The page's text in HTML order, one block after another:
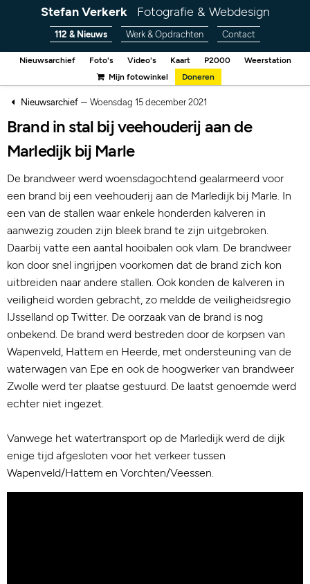
Stefan Verkerk Fotografie & Webdesign
112 & Nieuws Werk & Opdrachten Contact
Nieuwsarchief Foto's Video's Kaart P2000
Weerstation
Mijn fotowinkel
Doneren
Nieuwsarchief– Woensdag 15 december 2021
Brand in stal bij veehouderij aan de
Marledijk bij Marle
De brandweer werd woensdagochtend gealarmeerd voor
een brand bij een veehouderij aan de Marledijk bij Marle. In
een van de stallen waar enkele honderden kalveren in
aanwezig zouden zijn bleek brand te zijn uitgebroken.
Daarbij vatte een aantal hooibalen ook vlam. De brandweer
kon door snel ingrijpen voorkomen dat de brand zich kon
uitbreiden naar andere stallen. Ook konden de kalveren in
veiligheid worden gebracht, zo meldde de veiligheidsregio
IJsselland op Twitter. De oorzaak van de brand is nog
onbekend. De brand werd bestreden door de korpsen van
Wapenveld, Hattem en Heerde, met ondersteuning van de
waterwagen van Epe en ook de hoogwerker van brandweer
Zwolle werd ter plaatse gestuurd. De laatst genoemde werd
echter niet ingezet.
Vanwege het watertransport op de Marledijk werd de dijk
enige tijd afgesloten voor het verkeer tussen
Wapenveld/Hattem en Vorchten/Veessen.